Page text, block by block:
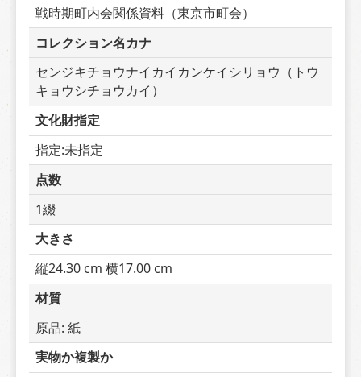
戦時期町内会関係資料（東京市町会）
コレクション名カナ
センジキチョウナイカイカンケイシリョウ（トウ
キョウシチョウカイ）
文化財指定
指定:未指定
点数
1綴
大きさ
縦24.30 cm 横17.00 cm
材質
原品: 紙
実物か複製か